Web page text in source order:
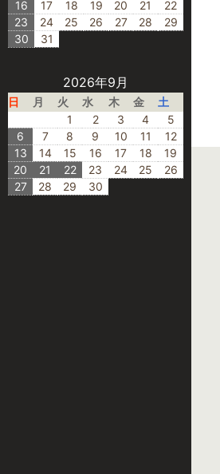
16
17 18 19 20 21
22
23
24 25 26 27 28
29
30
31
2026年9月
日 月 火 水 木 金
土
1
2 3 4
5
6
7 8 9 10 11
12
13
14 15 16 17 18
19
20
21 22 23 24 25
26
27
28 29 30